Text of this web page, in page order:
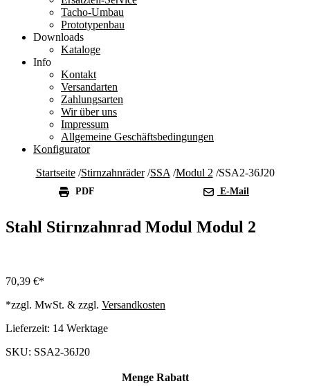
Tacho-Umbau
Prototypenbau
Downloads
Kataloge
Info
Kontakt
Versandarten
Zahlungsarten
Wir über uns
Impressum
Allgemeine Geschäftsbedingungen
Konfigurator
Startseite/Stirnzahnräder/SSA /Modul 2 /SSA2-36J20
PDF E-Mail
Stahl Stirnzahnrad Modul Modul 2
70,39 €
*zzgl. MwSt. & zzgl. Versandkosten
Lieferzeit: 14 Werktage
SKU: SSA2-36J20
Menge Rabatt